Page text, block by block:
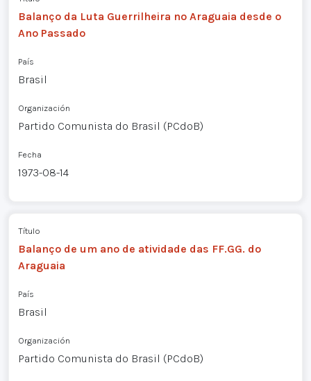
Balanço da Luta Guerrilheira no Araguaia desde o
Ano Passado
País
Brasil
Organización
Partido Comunista do Brasil (PCdoB)
Fecha
1973-08-14
Título
Balanço de um ano de atividade das FF.GG. do
Araguaia
País
Brasil
Organización
Partido Comunista do Brasil (PCdoB)